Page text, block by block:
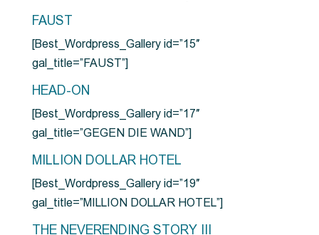
FAUST
[Best_Wordpress_Gallery id=”15″
gal_title=”FAUST”]
HEAD-ON
[Best_Wordpress_Gallery id=”17″
gal_title=”GEGEN DIE WAND”]
MILLION DOLLAR HOTEL
[Best_Wordpress_Gallery id=”19″
gal_title=”MILLION DOLLAR HOTEL”]
THE NEVERENDING STORY III